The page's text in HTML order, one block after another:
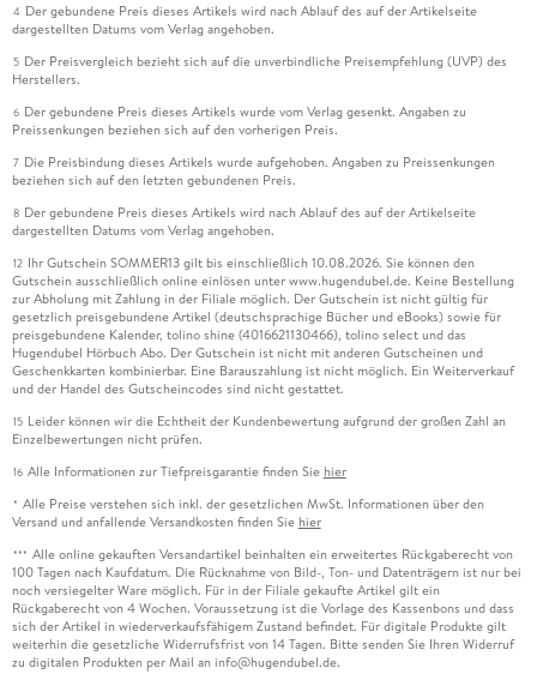
4 Der gebundene Preis dieses Artikels wird nach Ablauf des auf der Artikelseite
dargestellten Datums vom Verlag angehoben.
5 Der Preisvergleich bezieht sich auf die unverbindliche Preisempfehlung (UVP) des
Herstellers.
6 Der gebundene Preis dieses Artikels wurde vom Verlag gesenkt. Angaben zu
Preissenkungen beziehen sich auf den vorherigen Preis.
7 Die Preisbindung dieses Artikels wurde aufgehoben. Angaben zu Preissenkungen
beziehen sich auf den letzten gebundenen Preis.
8 Der gebundene Preis dieses Artikels wird nach Ablauf des auf der Artikelseite
dargestellten Datums vom Verlag angehoben.
12 Ihr Gutschein SOMMER13 gilt bis einschließlich 10.08.2026. Sie können den
Gutschein ausschließlich online einlösen unter www.hugendubel.de. Keine Bestellung
zur Abholung mit Zahlung in der Filiale möglich. Der Gutschein ist nicht gültig für
gesetzlich preisgebundene Artikel (deutschsprachige Bücher und eBooks) sowie für
preisgebundene Kalender, tolino shine (4016621130466), tolino select und das
Hugendubel Hörbuch Abo. Der Gutschein ist nicht mit anderen Gutscheinen und
Geschenkkarten kombinierbar. Eine Barauszahlung ist nicht möglich. Ein Weiterverkauf
und der Handel des Gutscheincodes sind nicht gestattet.
15 Leider können wir die Echtheit der Kundenbewertung aufgrund der großen Zahl an
Einzelbewertungen nicht prüfen.
16 Alle Informationen zur Tiefpreisgarantie finden Sie hier
* Alle Preise verstehen sich inkl. der gesetzlichen MwSt. Informationen über den
Versand und anfallende Versandkosten finden Sie hier
*** Alle online gekauften Versandartikel beinhalten ein erweitertes Rückgaberecht von
100 Tagen nach Kaufdatum. Die Rücknahme von Bild-, Ton- und Datenträgern ist nur bei
noch versiegelter Ware möglich. Für in der Filiale gekaufte Artikel gilt ein
Rückgaberecht von 4 Wochen. Voraussetzung ist die Vorlage des Kassenbons und dass
sich der Artikel in wiederverkaufsfähigem Zustand befindet. Für digitale Produkte gilt
weiterhin die gesetzliche Widerrufsfrist von 14 Tagen. Bitte senden Sie Ihren Widerruf
zu digitalen Produkten per Mail an info@hugendubel.de.